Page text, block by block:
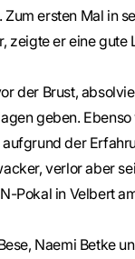
ersten Mal in
zeigte er eine
der Brust,
geben.
der
verlor aber
Pokal in Velbert
Naemi Betke